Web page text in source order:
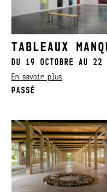
TABLEAUX
DU 19 OCTOBRE AU 22
En savoir plus
PASSÉ